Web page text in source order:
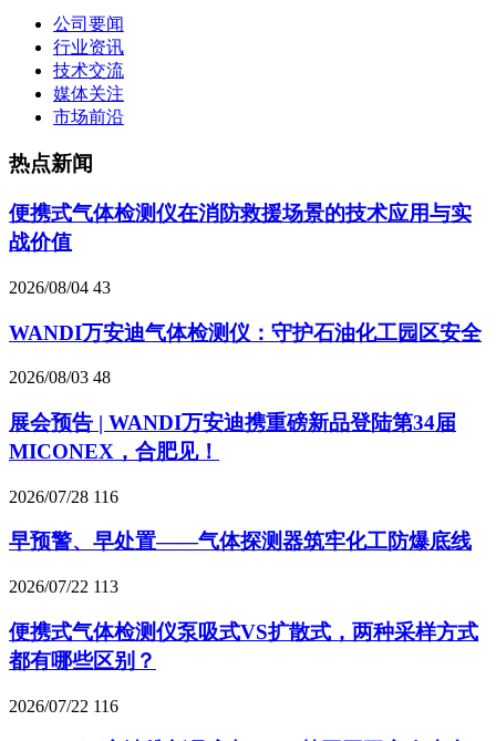
公司要闻
行业资讯
技术交流
媒体关注
市场前沿
热点新闻
便携式气体检测仪在消防救援场景的技术应用与实
战价值
2026/08/04 43
WANDI万安迪气体检测仪：守护石油化工园区安全
2026/08/03 48
展会预告 | WANDI万安迪携重磅新品登陆第34届
MICONEX，合肥见！
2026/07/28 116
早预警、早处置——气体探测器筑牢化工防爆底线
2026/07/22 113
便携式气体检测仪泵吸式VS扩散式，两种采样方式
都有哪些区别？
2026/07/22 116